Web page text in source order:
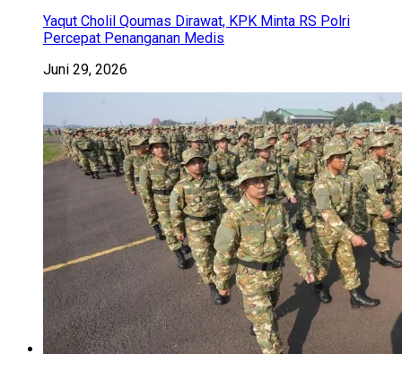
Yaqut Cholil Qoumas Dirawat, KPK Minta RS Polri
Percepat Penanganan Medis
Juni 29, 2026